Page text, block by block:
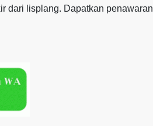
dari lisplang. Dapatkan penawaran